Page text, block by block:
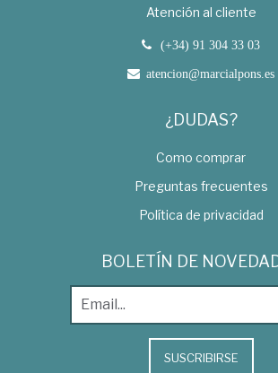
Atención al cliente
(+34) 91 304 33 03
atencion@marcialpons.es
¿DUDAS?
Como comprar
Preguntas frecuentes
Política de privacidad
BOLETÍN DE
SUSCRIBIRSE